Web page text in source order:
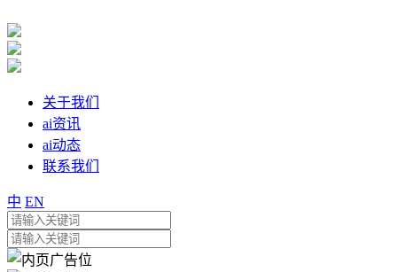
关于我们
ai资讯
ai动态
联系我们
中 EN